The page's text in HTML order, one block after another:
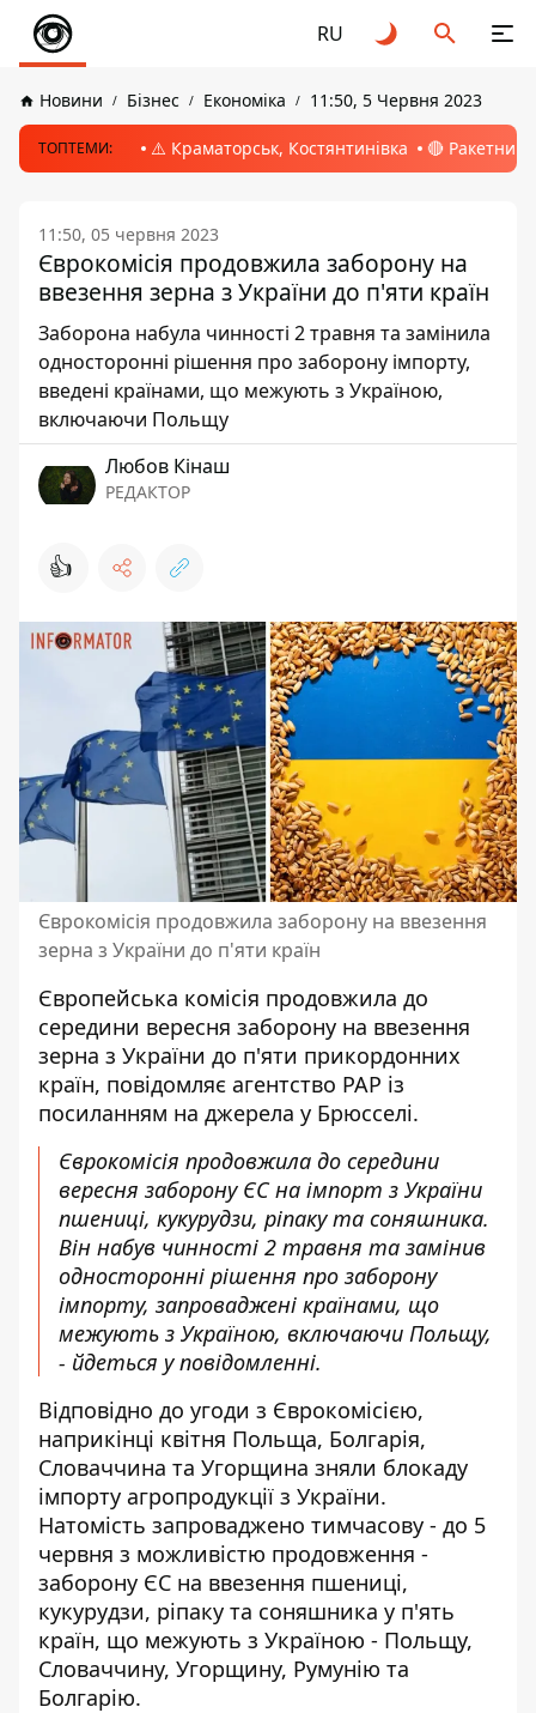
RU
Новини Бізнес Економіка 11:50, 5 Червня 2023
ТОПТЕМИ: ⚠️ Краматорськ, Костянтинівка 🔴 Ракетний
11:50, 05 червня 2023
Єврокомісія продовжила заборону на
ввезення зерна з України до п'яти країн
Заборона набула чинності 2 травня та замінила
односторонні рішення про заборону імпорту,
введені країнами, що межують з Україною,
включаючи Польщу
Любов Кінаш
РЕДАКТОР
👍
Єврокомісія продовжила заборону на ввезення
зерна з України до п'яти країн
Європейська комісія продовжила до
середини вересня заборону на ввезення
зерна з України до п'яти прикордонних
країн, повідомляє агентство РАР із
посиланням на джерела у Брюсселі.
Єврокомісія продовжила до середини
вересня заборону ЄС на імпорт з України
пшениці, кукурудзи, ріпаку та соняшника.
Він набув чинності 2 травня та замінив
односторонні рішення про заборону
імпорту, запроваджені країнами, що
межують з Україною, включаючи Польщу,
- йдеться у повідомленні.
Відповідно до угоди з Єврокомісією,
наприкінці квітня Польща, Болгарія,
Словаччина та Угорщина зняли блокаду
імпорту агропродукції з України.
Натомість запроваджено тимчасову - до 5
червня з можливістю продовження -
заборону ЄС на ввезення пшениці,
кукурудзи, ріпаку та соняшника у п'ять
країн, що межують з Україною - Польщу,
Словаччину, Угорщину, Румунію та
Болгарію.